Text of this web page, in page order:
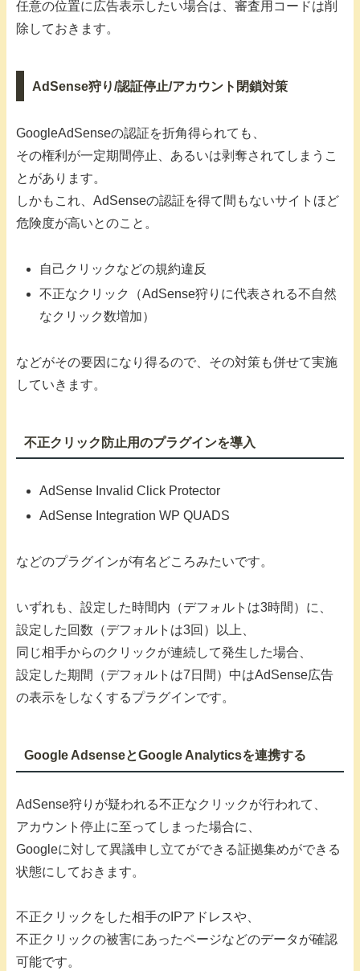
任意の位置に広告表示したい場合は、審査用コードは削
除しておきます。
AdSense狩り/認証停止/アカウント閉鎖対策
GoogleAdSenseの認証を折角得られても、
その権利が一定期間停止、あるいは剥奪されてしまうこ
とがあります。
しかもこれ、AdSenseの認証を得て間もないサイトほど
危険度が高いとのこと。
自己クリックなどの規約違反
不正なクリック（AdSense狩りに代表される不自然
なクリック数増加）
などがその要因になり得るので、その対策も併せて実施
していきます。
不正クリック防止用のプラグインを導入
AdSense Invalid Click Protector
AdSense Integration WP QUADS
などのプラグインが有名どころみたいです。
いずれも、設定した時間内（デフォルトは3時間）に、
設定した回数（デフォルトは3回）以上、
同じ相手からのクリックが連続して発生した場合、
設定した期間（デフォルトは7日間）中はAdSense広告
の表示をしなくするプラグインです。
Google AdsenseとGoogle Analyticsを連携する
AdSense狩りが疑われる不正なクリックが行われて、
アカウント停止に至ってしまった場合に、
Googleに対して異議申し立てができる証拠集めができる
状態にしておきます。
不正クリックをした相手のIPアドレスや、
不正クリックの被害にあったページなどのデータが確認
可能です。